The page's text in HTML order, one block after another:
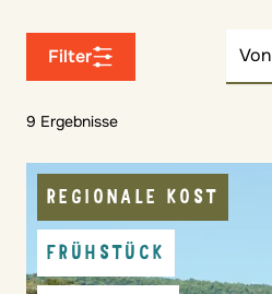
Filter
9 Ergebnisse
REGIONALE KOST
FRÜHSTÜCK